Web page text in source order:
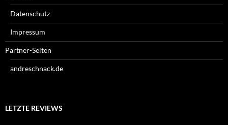
Datenschutz
Impressum
Partner-Seiten
andreschnack.de
LETZTE REVIEWS